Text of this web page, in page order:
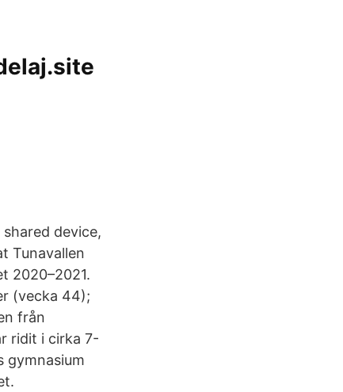
device,
Tunavallen
2020–2021.
(vecka 44);
från
ridit i cirka 7-
gymnasium